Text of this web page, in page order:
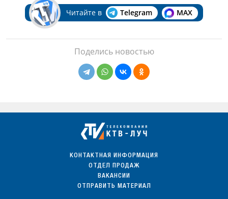
Читайте в Telegram MAX
Поделись новостью
КОНТАКТНАЯ ИНФОРМАЦИЯ
ОТДЕЛ ПРОДАЖ
ВАКАНСИИ
ОТПРАВИТЬ МАТЕРИАЛ